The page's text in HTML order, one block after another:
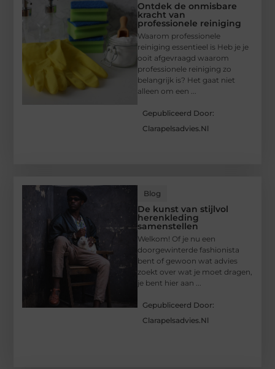
Ontdek de onmisbare
kracht van
professionele reiniging
Waarom professionele
reiniging essentieel is Heb je je
ooit afgevraagd waarom
professionele reiniging zo
belangrijk is? Het gaat niet
alleen om een ...
Gepubliceerd Door:
Clarapelsadvies.nl
Blog
De kunst van stijlvol
herenkleding
samenstellen
Welkom! Of je nu een
doorgewinterde fashionista
bent of gewoon wat advies
zoekt over wat je moet dragen,
je bent hier aan ...
Gepubliceerd Door:
Clarapelsadvies.nl